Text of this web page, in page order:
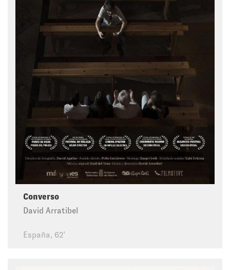
Converso
David Arratibel
España, 62'